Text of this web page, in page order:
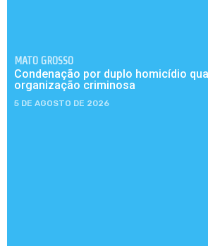
MATO GROSSO
Condenação por duplo homicídio
organização criminosa
5 DE AGOSTO DE 2026